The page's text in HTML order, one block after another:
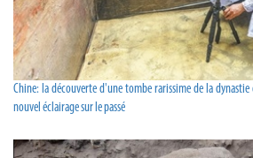
Chine: la découverte d'une tombe rarissime de la
nouvel éclairage sur le passé